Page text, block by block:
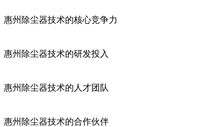
惠州除尘器技术的核心竞争力
惠州除尘器技术的研发投入
惠州除尘器技术的人才团队
惠州除尘器技术的合作伙伴